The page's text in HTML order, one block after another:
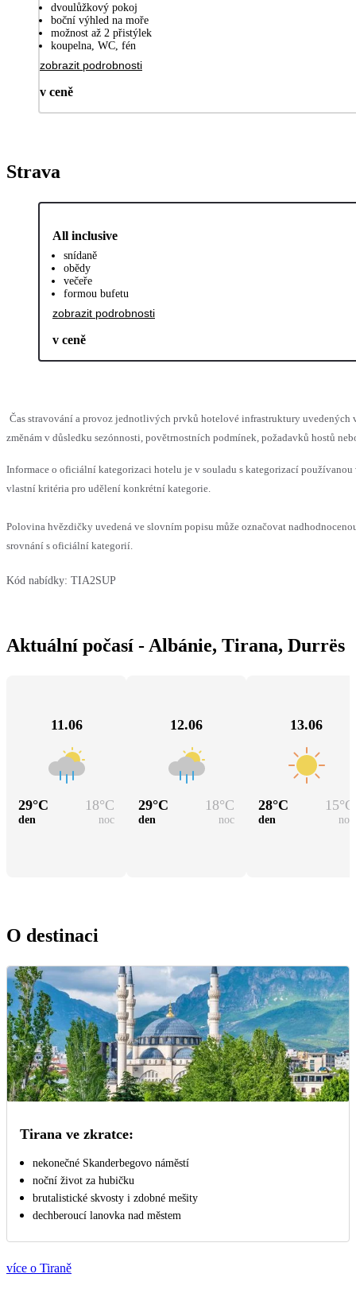
dvoulůžkový pokoj
boční výhled na moře
možnost až 2 přistýlek
koupelna, WC, fén
zobrazit podrobnosti
v ceně
Strava
All inclusive
snídaně
obědy
večeře
formou bufetu
zobrazit podrobnosti
v ceně
Čas stravování a provoz jednotlivých prvků hotelové infrastruktury uvedených
změnám v důsledku sezónnosti, povětrnostních podmínek, požadavků hostů
Informace o oficiální kategorizaci hotelu je v souladu s kategorizací používanou
vlastní kritéria pro udělení konkrétní kategorie.
Polovina hvězdičky uvedená ve slovním popisu může označovat
srovnání s oficiální kategorií.
Kód nabídky: TIA2SUP
Aktuální počasí - Albánie, Tirana, Durrës
11.06
29°C 18°C
den noc
12.06
29°C 18°C
den noc
13.06
28°C 15°C
den noc
O destinaci
Tirana ve zkratce:
nekonečné Skanderbegovo náměstí
noční život za hubičku
brutalistické skvosty i zdobné mešity
dechberoucí lanovka nad městem
více o Tiraně